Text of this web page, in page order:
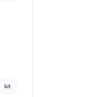
kit